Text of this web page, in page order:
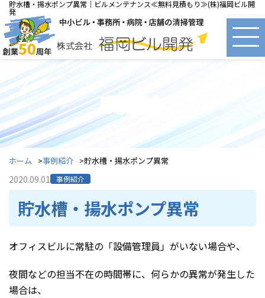
貯水槽・揚水ポンプ異常｜ビルメンテナンス≪無料見積もり≫(株)福岡ビル開
発
事例紹介
ホーム 事例紹介 貯水槽・揚水ポンプ異常
2020.09.01 事例紹介
貯水槽・揚水ポンプ異常
オフィスビルに常駐の「設備管理員」がいない場合や、
夜間などの担当不在の時間帯に、何らかの異常が発生した
場合は、